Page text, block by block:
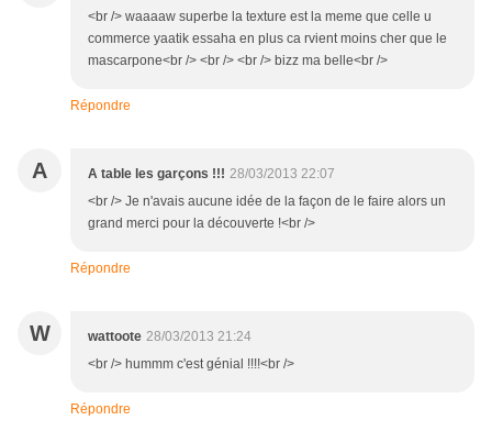
<br /> waaaaw superbe la texture est la meme que celle u
commerce yaatik essaha en plus ca rvient moins cher que le
mascarpone<br /> <br /> <br /> bizz ma belle<br />
Répondre
A A table les garçons !!! 28/03/2013 22:07
<br /> Je n'avais aucune idée de la façon de le faire alors un
grand merci pour la découverte !<br />
Répondre
W wattoote 28/03/2013 21:24
<br /> hummm c'est génial !!!!<br />
Répondre